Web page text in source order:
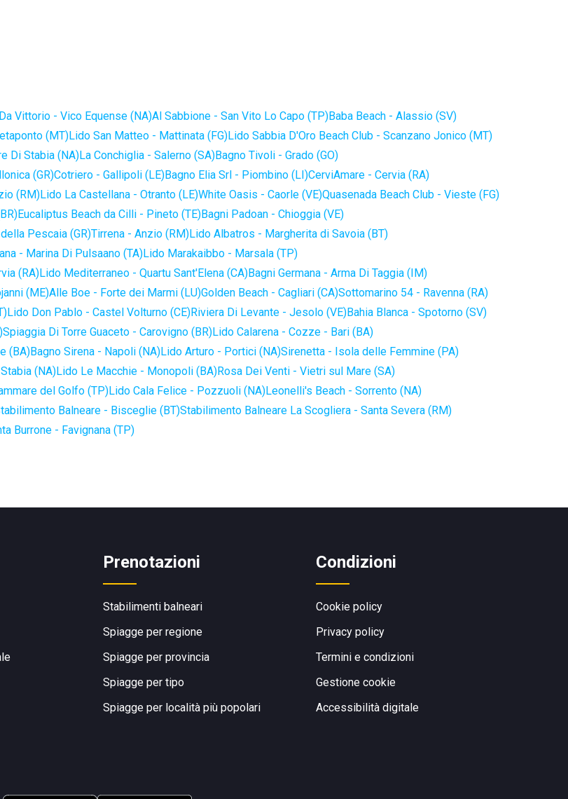
Vittorio - Vico Equense (NA)Al Sabbione - San Vito Lo Capo (TP)Baba Beach - Alassio (SV)
(MT)Lido San Matteo - Mattinata (FG)Lido Sabbia D'Oro Beach Club - Scanzano Jonico (MT)
Di Stabia (NA)La Conchiglia - Salerno (SA)Bagno Tivoli - Grado (GO)
(GR)Cotriero - Gallipoli (LE)Bagno Elia Srl - Piombino (LI)CerviAmare - Cervia (RA)
(RM)Lido La Castellana - Otranto (LE)White Oasis - Caorle (VE)Quasenada Beach Club - Vieste (FG)
Eucaliptus Beach da Cilli - Pineto (TE)Bagni Padoan - Chioggia (VE)
Pescaia (GR)Tirrena - Anzio (RM)Lido Albatros - Margherita di Savoia (BT)
- Marina Di Pulsaano (TA)Lido Marakaibbo - Marsala (TP)
(RA)Lido Mediterraneo - Quartu Sant'Elena (CA)Bagni Germana - Arma Di Taggia (IM)
(ME)Alle Boe - Forte dei Marmi (LU)Golden Beach - Cagliari (CA)Sottomarino 54 - Ravenna (RA)
Lido Don Pablo - Castel Volturno (CE)Riviera Di Levante - Jesolo (VE)Bahia Blanca - Spotorno (SV)
Spiaggia Di Torre Guaceto - Carovigno (BR)Lido Calarena - Cozze - Bari (BA)
(BA)Bagno Sirena - Napoli (NA)Lido Arturo - Portici (NA)Sirenetta - Isola delle Femmine (PA)
(NA)Lido Le Macchie - Monopoli (BA)Rosa Dei Venti - Vietri sul Mare (SA)
del Golfo (TP)Lido Cala Felice - Pozzuoli (NA)Leonelli's Beach - Sorrento (NA)
Balneare - Bisceglie (BT)Stabilimento Balneare La Scogliera - Santa Severa (RM)
Burrone - Favignana (TP)
Prenotazioni
Stabilimenti balneari
Spiagge per regione
Spiagge per provincia
Spiagge per tipo
Spiagge per località più popolari
Condizioni
Cookie policy
Privacy policy
Termini e condizioni
Gestione cookie
Accessibilità digitale